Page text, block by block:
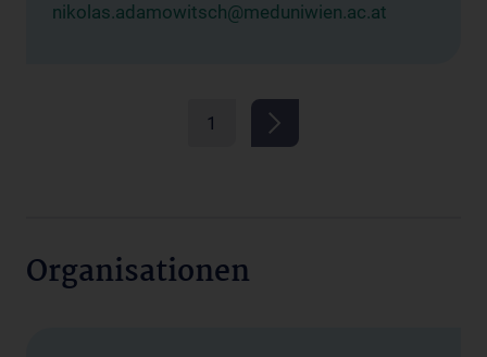
nikolas.adamowitsch@meduniwien.ac.at
1
Organisationen